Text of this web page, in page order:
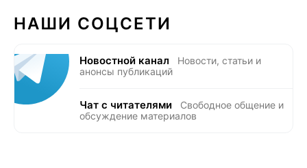
НАШИ СОЦСЕТИ
Новостной канал
Новости, статьи и
анонсы публикаций
Чат с читателями
Свободное общение и
обсуждение материалов